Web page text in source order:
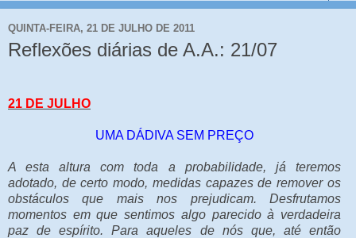
QUINTA-FEIRA, 21 DE JULHO DE 2011
Reflexões diárias de A.A.: 21/07
21 DE JULHO
UMA DÁDIVA SEM PREÇO
A esta altura com toda a probabilidade, já teremos
adotado, de certo modo, medidas capazes de remover os
obstáculos que mais nos prejudicam. Desfrutamos
momentos em que sentimos algo parecido à verdadeira
paz de espírito. Para aqueles de nós que, até então